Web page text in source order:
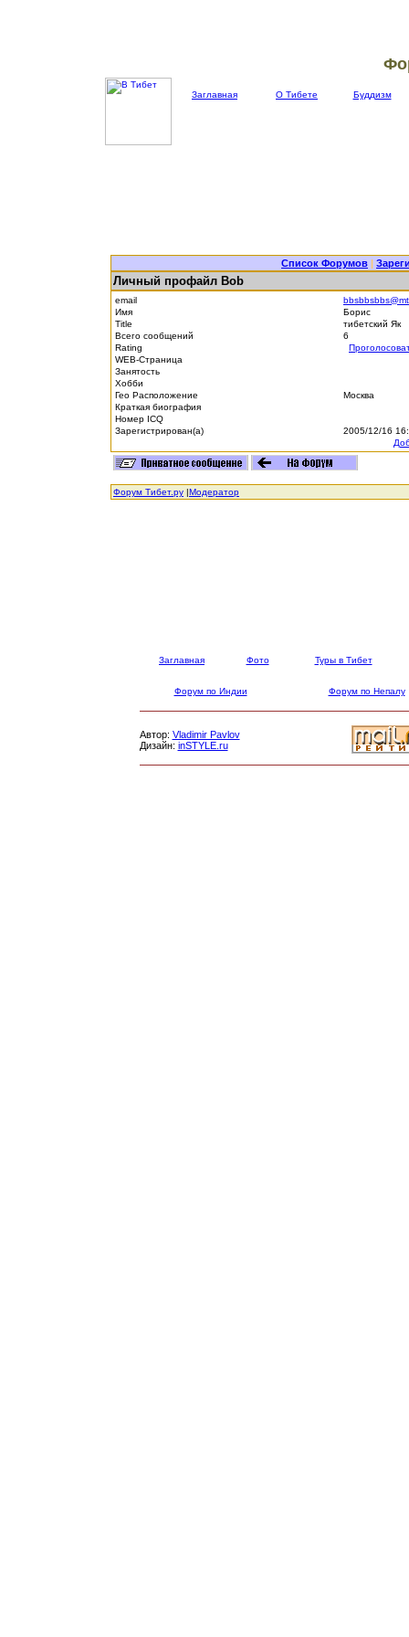
Заглавная О Тибете Буддизм
Список Форумов |
Личный профайл Bob
email
Имя
Борис
Title
тибетский Як
Всего сообщений
6
Rating
WEB-Страница
Занятость
Хобби
Гео Расположение
Москва
Краткая биография
Номер ICQ
Зарегистрирован(а)
2005/12/16
Форум Тибет.ру |Модератор
Заглавная Фото Туры в Тибет
Форум по Индии Форум по Непалу
Автор: Vladimir Pavlov
Дизайн: inSTYLE.ru